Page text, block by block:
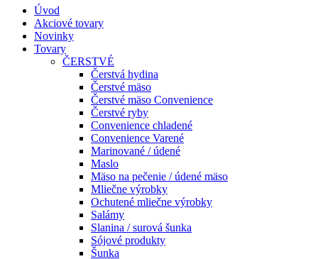
Úvod
Akciové tovary
Novinky
Tovary
ČERSTVÉ
Čerstvá hydina
Čerstvé mäso
Čerstvé mäso Convenience
Čerstvé ryby
Convenience chladené
Convenience Varené
Marinované / údené
Maslo
Mäso na pečenie / údené mäso
Mliečne výrobky
Ochutené mliečne výrobky
Salámy
Slanina / surová šunka
Sójové produkty
Šunka